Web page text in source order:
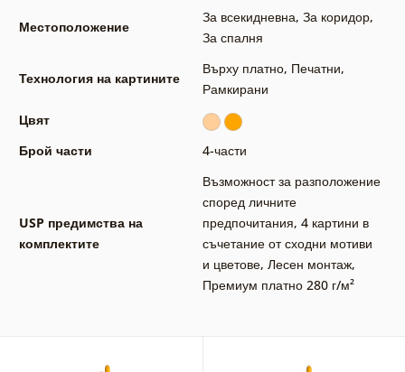
Местоположение
За всекидневна, За коридор,
За спалня
Технология на картините
Върху платно, Печатни,
Рамкирани
Цвят
Брой части
4-части
USP предимства на
комплектите
Възможност за разположение
според личните
предпочитания, 4 картини в
съчетание от сходни мотиви
и цветове, Лесен монтаж,
Премиум платно 280 г/м²